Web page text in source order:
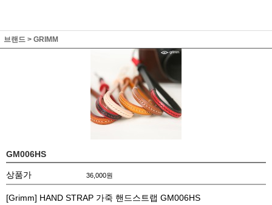
브랜드 > GRIMM
GM006HS
상품가 36,000원
[Grimm] HAND STRAP 가죽 핸드스트랩 GM006HS